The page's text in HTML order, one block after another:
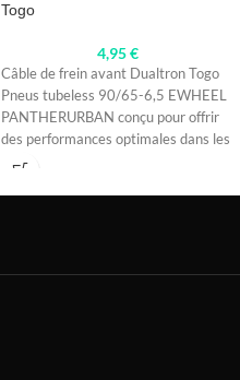
Togo
4,95€
Câble de frein avant Dualtron Togo
Pneus tubeless 90/65-6,5 EWHEEL
PANTHERURBAN conçu pour offrir
des performances optimales dans les
environnements